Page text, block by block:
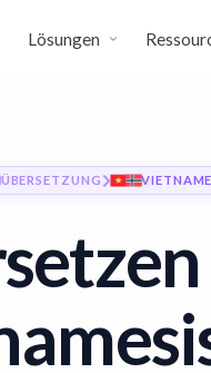
Lösungen
ÜBERSETZUNG